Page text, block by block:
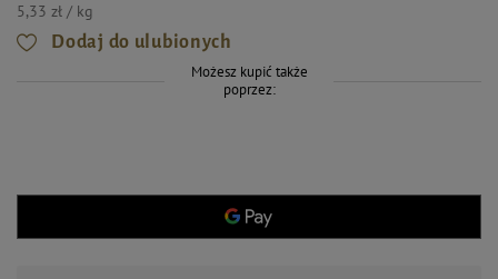
5,33 zł / kg
Dodaj do ulubionych
Możesz kupić także
poprzez: